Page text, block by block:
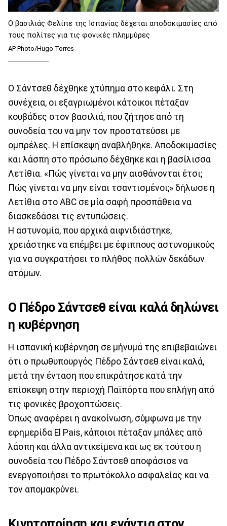
Ο βασιλιάς Φελίπε της Ισπανίας δέχεται αποδοκιμασίες από
τους πολίτες για τις φονικές πλημμύρες
AP Photo/Hugo Torres
Ο Σάντσεθ δέχθηκε χτύπημα στο κεφάλι. Στη
συνέχεια, οι εξαγριωμένοι κάτοικοι πέταξαν
κουβάδες στον βασιλιά, που ζήτησε από τη
συνοδεία του να μην τον προστατεύσει με
ομπρέλες. Η επίσκεψη αναβλήθηκε. Αποδοκιμασίες
και λάσπη στο πρόσωπο δέχθηκε και η βασίλισσα
Λετίθια. «Πώς γίνεται να μην αισθάνονται έτσι;
Πώς γίνεται να μην είναι τσαντισμένοι;» δήλωσε η
Λετίθια στο ABC σε μία σαφή προσπάθεια να
διασκεδάσει τις εντυπώσεις.
Η αστυνομία, που αρχικά αιφνιδιάστηκε,
χρειάστηκε να επέμβει με έφιππους αστυνομικούς
για να συγκρατήσει το πλήθος πολλών δεκάδων
ατόμων.
Ο Πέδρο Σάντσεθ είναι καλά δηλώνει
η κυβέρνηση
H ισπανική κυβέρνηση σε μήνυμά της επιβεβαιώνει
ότι ο πρωθυπουργός Πέδρο Σάντσεθ είναι καλά,
μετά την ένταση που επικράτησε κατά την
επίσκεψη στην περιοχή Παϊπόρτα που επλήγη από
τις φονικές βροχοπτώσεις.
Όπως αναφέρει η ανακοίνωση, σύμφωνα με την
εφημερίδα Εl Pais, κάποιοι πέταξαν μπάλες από
λάσπη και άλλα αντικείμενα και ως εκ τούτου η
συνοδεία του Πέδρο Σάντσεθ αποφάσισε να
ενεργοποιήσει το πρωτόκολλο ασφαλείας και να
τον απομακρύνει.